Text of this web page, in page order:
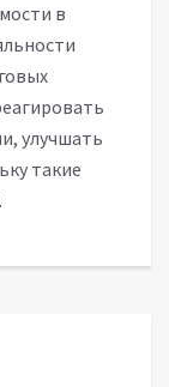
в
улучшать
такие